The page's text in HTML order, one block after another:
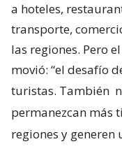
a hoteles,
transporte,
las regiones. Pero
movió: “el desafío
turistas. También
permanezcan más
regiones y